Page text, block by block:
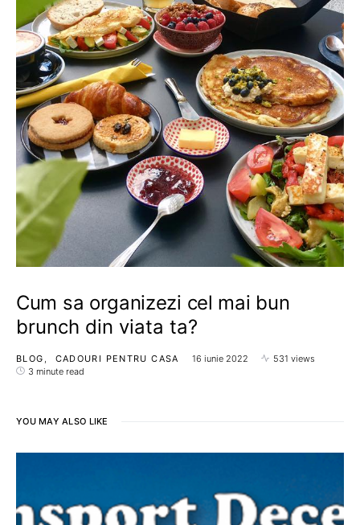
Cum sa organizezi cel mai bun
brunch din viata ta?
BLOG CADOURI PENTRU CASA 16 iunie 2022
531 views
3 minute read
YOU MAY ALSO LIKE